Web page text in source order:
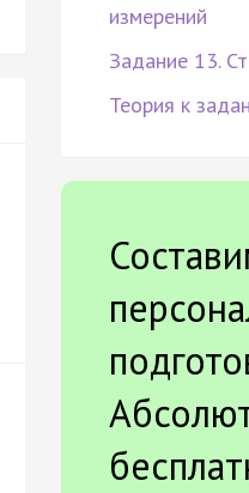
измерений
Задание 13.
Теория к